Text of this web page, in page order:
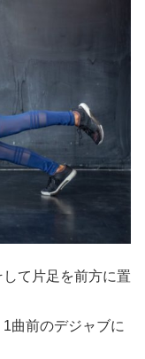
て片足を前方に置
曲前のデジャブに